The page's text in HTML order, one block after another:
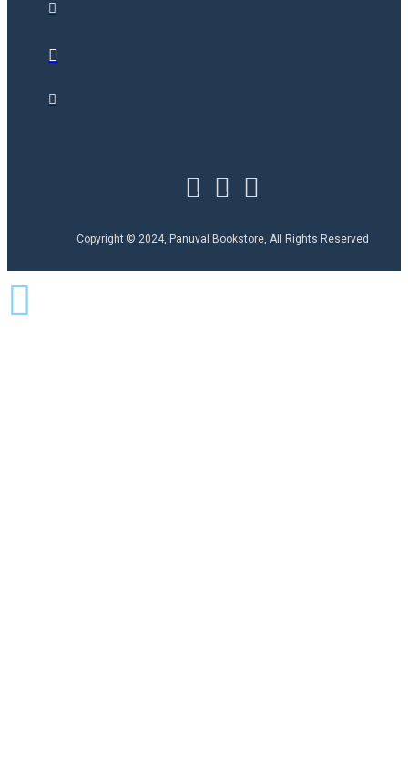
Copyright © 2024, Panuval Bookstore, All Rights Reserved